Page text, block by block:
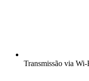
Transmissão via